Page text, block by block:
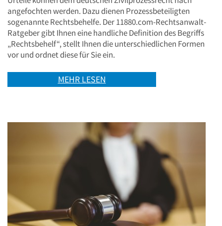
angefochten werden. Dazu dienen Prozessbeteiligten
sogenannte Rechtsbehelfe. Der 11880.com-Rechtsanwalt-
Ratgeber gibt Ihnen eine handliche Definition des Begriffs
„Rechtsbehelf“, stellt Ihnen die unterschiedlichen Formen
vor und ordnet diese für Sie ein.
MEHR LESEN